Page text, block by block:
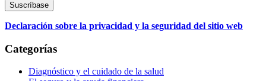
Declaración sobre la privacidad y la seguridad del sitio web
Categorías
Diagnóstico y el cuidado de la salud